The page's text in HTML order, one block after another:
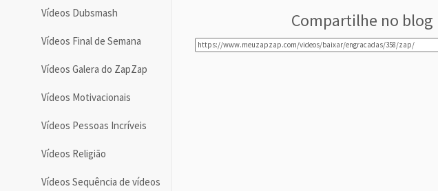
Vídeos Dubsmash
Vídeos Final de Semana
Vídeos Galera do ZapZap
Vídeos Motivacionais
Vídeos Pessoas Incríveis
Vídeos Religião
Vídeos Sequência de vídeos
Compartilhe no blog